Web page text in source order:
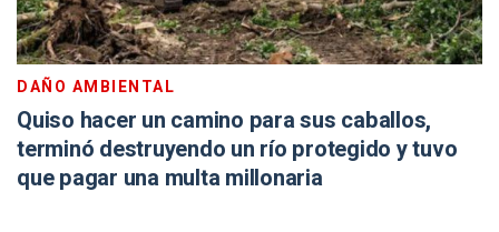
DAÑO AMBIENTAL
Quiso hacer un camino para sus caballos,
terminó destruyendo un río protegido y tuvo
que pagar una multa millonaria